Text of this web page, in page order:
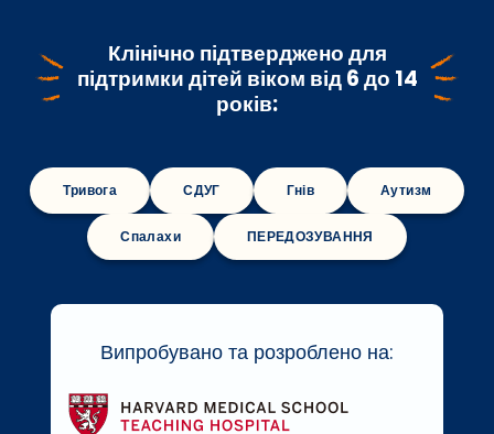
Клінічно підтверджено для
підтримки дітей віком від 6 до 14
років:
Тривога СДУГ Гнів Аутизм
Спалахи ПЕРЕДОЗУВАННЯ
Випробувано та розроблено на: